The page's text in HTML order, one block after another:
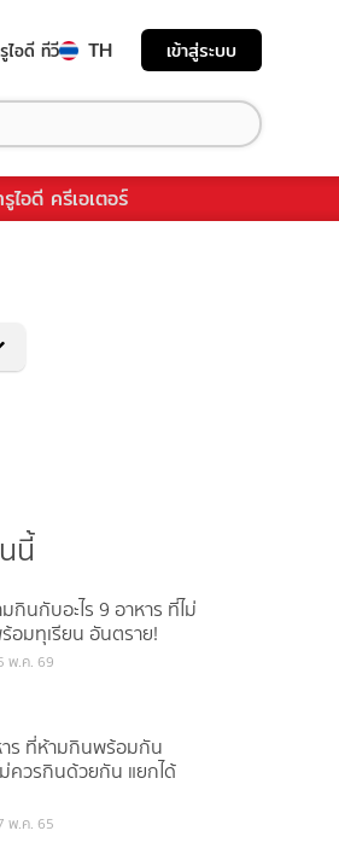
ไอดี ทีวี TH เข้าสู่ระบบ
ไอดี ครีเอเตอร์
นี้
กินกับอะไร 9 อาหาร ที่ไม่
อมทุเรียน อันตราย!
พ.ค. 69
ร ที่ห้ามกินพร้อมกัน
ม่ควรกินด้วยกัน แยกได้
พ.ค. 65